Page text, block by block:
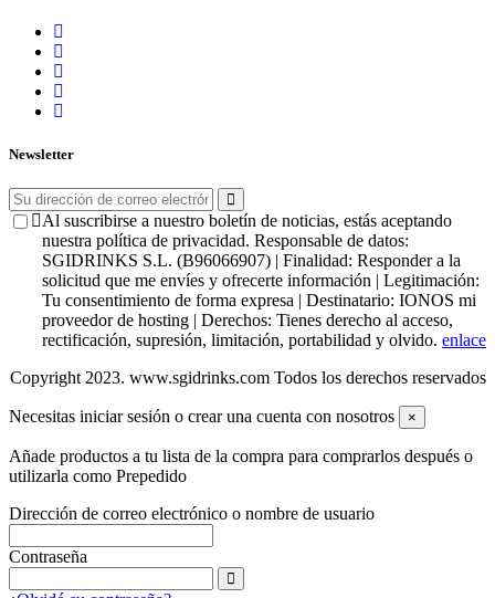
Newsletter
Al suscribirse a nuestro boletín de noticias, estás aceptando
nuestra política de privacidad. Responsable de datos:
SGIDRINKS S.L. (B96066907) | Finalidad: Responder a la
solicitud que me envíes y ofrecerte información | Legitimación:
Tu consentimiento de forma expresa | Destinatario: IONOS mi
proveedor de hosting | Derechos: Tienes derecho al acceso,
rectificación, supresión, limitación, portabilidad y olvido. enlace
Copyright 2023. www.sgidrinks.com Todos los derechos reservados
Necesitas iniciar sesión o crear una cuenta con nosotros ×
Añade productos a tu lista de la compra para comprarlos después o
utilizarla como Prepedido
Dirección de correo electrónico o nombre de usuario
Contraseña